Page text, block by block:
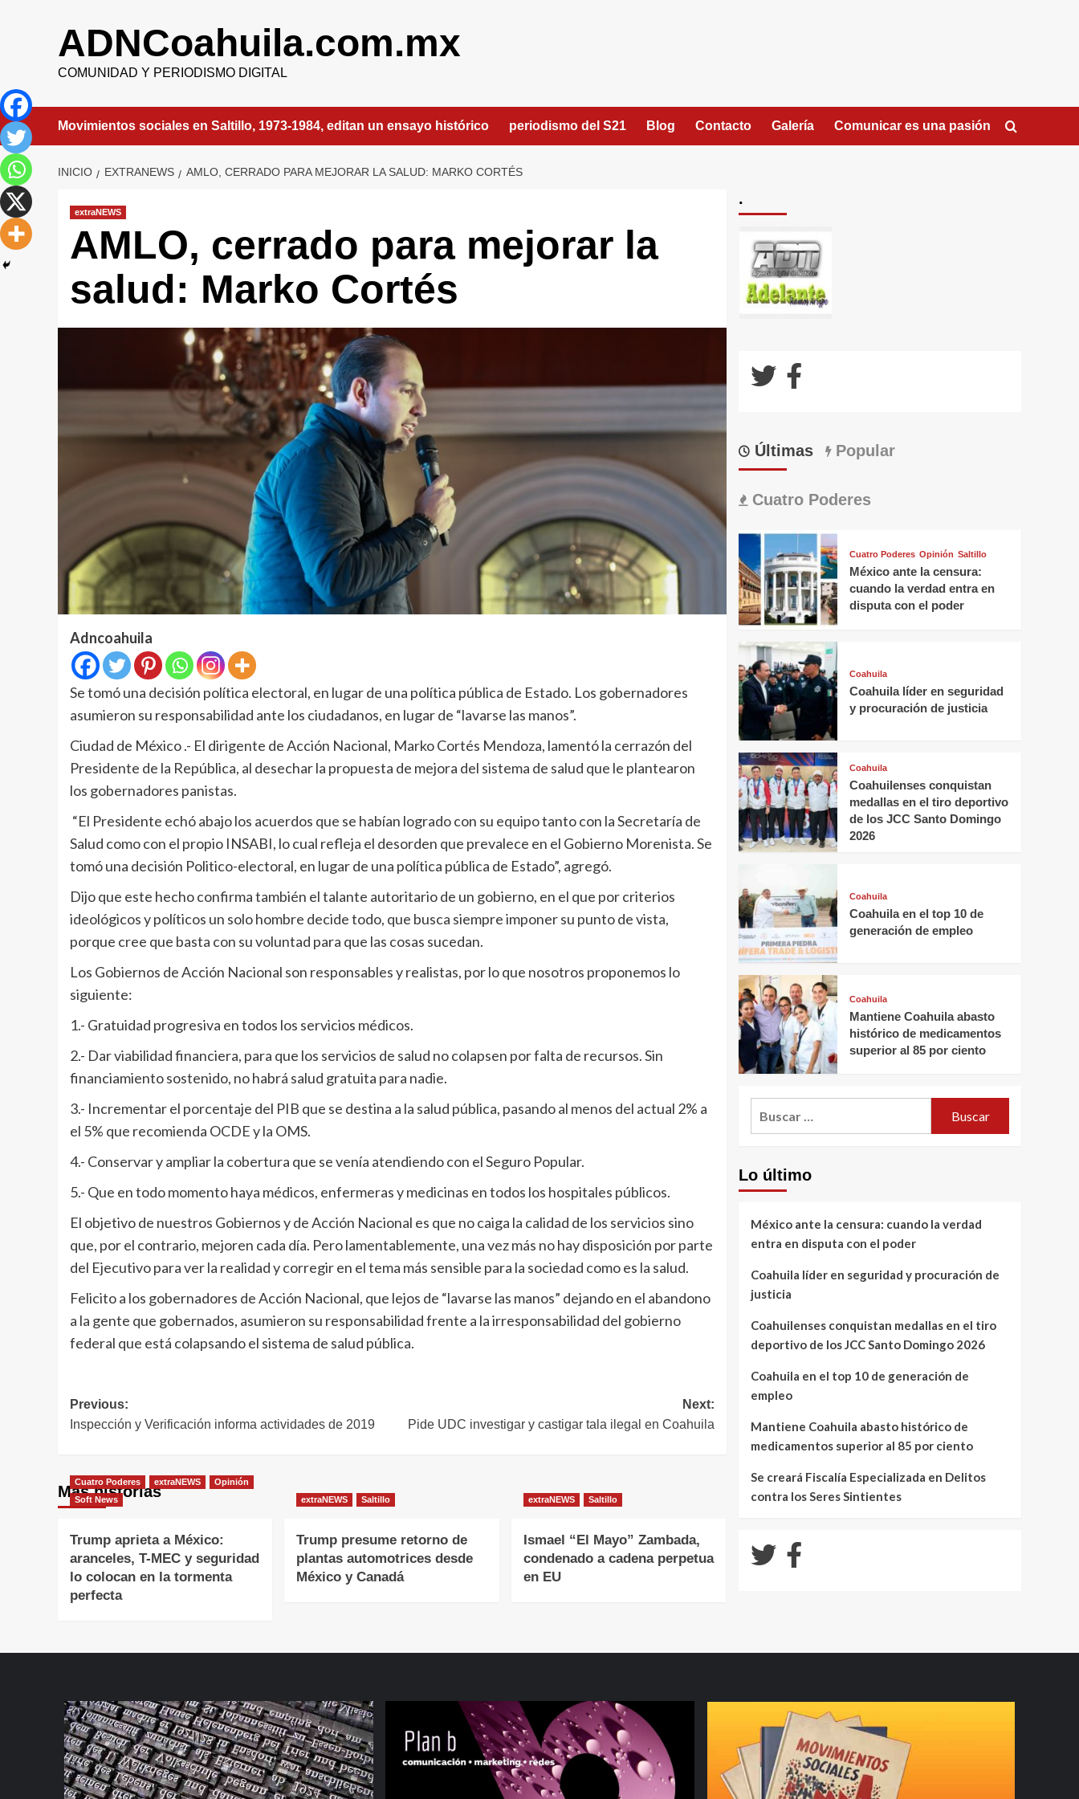
ADNCoahuila.com.mx
COMUNIDAD Y PERIODISMO DIGITAL
Movimientos sociales en Saltillo, 1973-1984, editan un ensayo histórico periodismo del S21 Blog Contacto Galería Comunicar es una pasión
INICIO EXTRANEWS AMLO, CERRADO PARA MEJORAR LA SALUD: MARKO CORTÉS
extraNEWS
AMLO, cerrado para mejorar la
salud: Marko Cortés
Adncoahuila
Se tomó una decisión política electoral, en lugar de una política pública de Estado. Los gobernadores
asumieron su responsabilidad ante los ciudadanos, en lugar de “lavarse las manos”.
Ciudad de México .- El dirigente de Acción Nacional, Marko Cortés Mendoza, lamentó la cerrazón del
Presidente de la República, al desechar la propuesta de mejora del sistema de salud que le plantearon
los gobernadores panistas.
“El Presidente echó abajo los acuerdos que se habían logrado con su equipo tanto con la Secretaría de
Salud como con el propio INSABI, lo cual refleja el desorden que prevalece en el Gobierno Morenista. Se
tomó una decisión Politico-electoral, en lugar de una política pública de Estado”, agregó.
Dijo que este hecho confirma también el talante autoritario de un gobierno, en el que por criterios
ideológicos y políticos un solo hombre decide todo, que busca siempre imponer su punto de vista,
porque cree que basta con su voluntad para que las cosas sucedan.
Los Gobiernos de Acción Nacional son responsables y realistas, por lo que nosotros proponemos lo
siguiente:
1.- Gratuidad progresiva en todos los servicios médicos.
2.- Dar viabilidad financiera, para que los servicios de salud no colapsen por falta de recursos. Sin
financiamiento sostenido, no habrá salud gratuita para nadie.
3.- Incrementar el porcentaje del PIB que se destina a la salud pública, pasando al menos del actual 2% a
el 5% que recomienda OCDE y la OMS.
4.- Conservar y ampliar la cobertura que se venía atendiendo con el Seguro Popular.
5.- Que en todo momento haya médicos, enfermeras y medicinas en todos los hospitales públicos.
El objetivo de nuestros Gobiernos y de Acción Nacional es que no caiga la calidad de los servicios sino
que, por el contrario, mejoren cada día. Pero lamentablemente, una vez más no hay disposición por parte
del Ejecutivo para ver la realidad y corregir en el tema más sensible para la sociedad como es la salud.
Felicito a los gobernadores de Acción Nacional, que lejos de “lavarse las manos” dejando en el abandono
a la gente que gobernados, asumieron su responsabilidad frente a la irresponsabilidad del gobierno
federal que está colapsando el sistema de salud pública.
Navegación
de
Previous:
Inspección y Verificación informa actividades de 2019
Next:
Pide UDC investigar y castigar tala ilegal en Coahuila
Más historias
Cuatro Poderes extraNEWS
Opinión
Soft News
Trump aprieta a México:
aranceles, T-MEC y seguridad
lo colocan en la tormenta
perfecta
extraNEWS Saltillo
Trump presume retorno de
plantas automotrices desde
México y Canadá
extraNEWS Saltillo
Ismael “El Mayo” Zambada,
condenado a cadena perpetua
en EU
.
Últimas Popular
Cuatro Poderes
Cuatro Poderes Opinión Saltillo
México ante la censura:
cuando la verdad entra en
disputa con el poder
Coahuila
Coahuila líder en seguridad
y procuración de justicia
Coahuila
Coahuilenses conquistan
medallas en el tiro deportivo
de los JCC Santo Domingo
2026
Coahuila
Coahuila en el top 10 de
generación de empleo
Coahuila
Mantiene Coahuila abasto
histórico de medicamentos
superior al 85 por ciento
Lo último
México ante la censura: cuando la verdad
entra en disputa con el poder
Coahuila líder en seguridad y procuración de
justicia
Coahuilenses conquistan medallas en el tiro
deportivo de los JCC Santo Domingo 2026
Coahuila en el top 10 de generación de
empleo
Mantiene Coahuila abasto histórico de
medicamentos superior al 85 por ciento
Se creará Fiscalía Especializada en Delitos
contra los Seres Sintientes